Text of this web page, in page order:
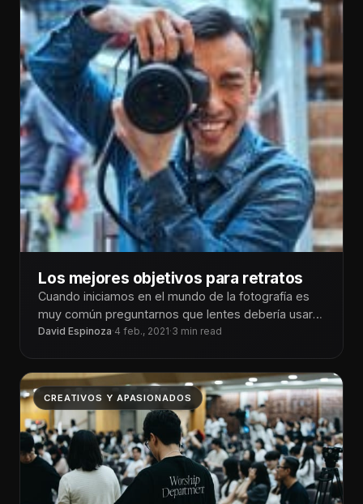
Los mejores objetivos para retratos
Cuando iniciamos en el mundo de la fotografía es
muy común preguntarnos que lentes debería usar
para cada situación y
David Espinoza·4 feb., 2021·3 min read
CREATIVOS Y APASIONADOS